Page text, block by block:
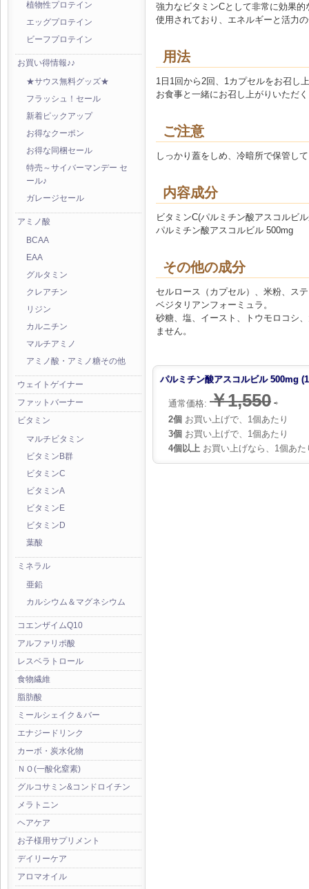
植物性プロテイン
エッグプロテイン
ビーフプロテイン
お買い得情報♪♪
★サウス無料グッズ★
フラッシュ！セール
新着ピックアップ
お得なクーポン
お得な同梱セール
特売～サイバーマンデー セ
ール♪
ガレージセール
アミノ酸
BCAA
EAA
グルタミン
クレアチン
リジン
カルニチン
マルチアミノ
アミノ酸・アミノ糖その他
ウェイトゲイナー
ファットバーナー
ビタミン
マルチビタミン
ビタミンB群
ビタミンC
ビタミンA
ビタミンE
ビタミンD
葉酸
ミネラル
亜鉛
カルシウム＆マグネシウム
コエンザイムQ10
アルファリポ酸
レスベラトロール
食物繊維
脂肪酸
ミールシェイク＆バー
エナジードリンク
カーボ・炭水化物
ＮＯ(一酸化窒素)
グルコサミン&コンドロイチン
メラトニン
ヘアケア
お子様用サプリメント
デイリーケア
アロマオイル
強力なビタミンCとして非常に効果
使用されており、エネルギーと活力
用法
1日1回から2回、1カプセルをお召し
お食事と一緒にお召し上がりいただ
ご注意
しっかり蓋をしめ、冷暗所で保管し
内容成分
ビタミンC(パルミチン酸アスコルビ
パルミチン酸アスコルビル 500mg
その他の成分
セルロース（カプセル）、米粉、ス
ベジタリアンフォーミュラ。
砂糖、塩、イースト、トウモロコシ
ません。
パルミチン酸アスコルビル 500mg
通常価格: ￥1,550 ⇨
2個 お買い上げで、1個あたり
3個 お買い上げで、1個あたり
4個以上 お買い上げなら、1個あた